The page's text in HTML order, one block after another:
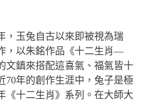
，玉兔自古以來即被視為瑞
，以朱銘作品《十二生肖—
文鎮來搭配這喜氣、福氣皆十
70年的創作生涯中，兔子是極
《十二生肖》系列。在大師大